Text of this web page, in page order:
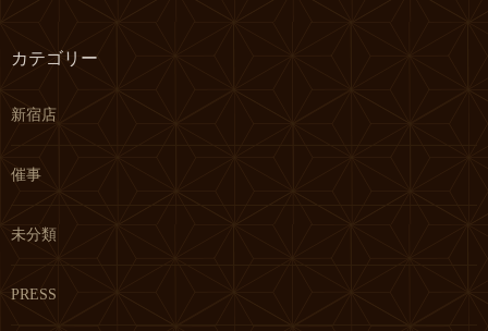
カテゴリー
新宿店
催事
未分類
PRESS